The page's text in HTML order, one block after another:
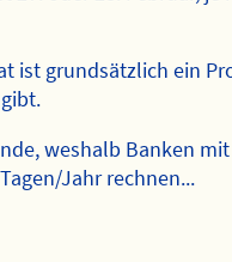
ist grundsätzlich ein
weshalb Banken
Jahr rechnen...